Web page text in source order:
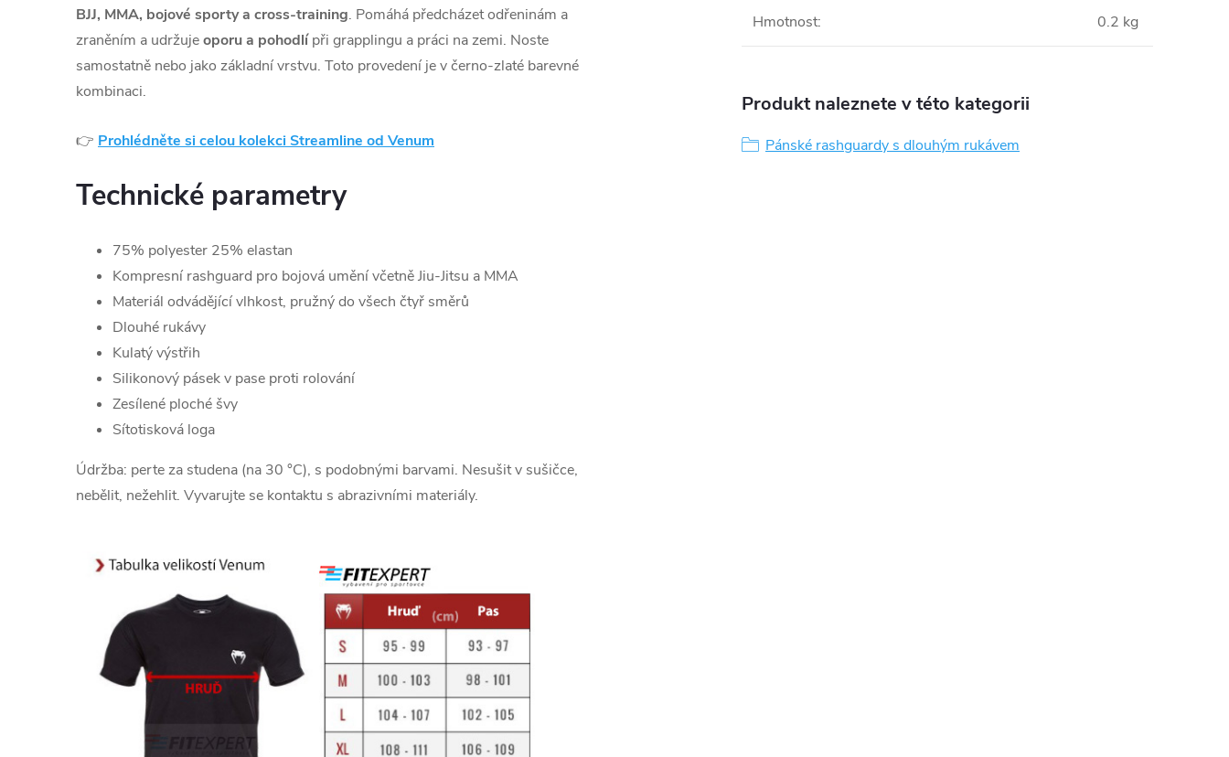
BJJ, MMA, bojové sporty a cross-training. Pomáhá předcházet odřeninám a
zraněním a udržujeoporu a pohodlípři grapplingu a práci na zemi. Noste
samostatně nebo jako základní vrstvu. Toto provedení je v černo-zlaté barevné
kombinaci.
👉 Prohlédněte si celou kolekci Streamline od Venum
Technické parametry
75% polyester 25% elastan
Kompresní rashguard pro bojová umění včetně Jiu-Jitsu a MMA
Materiál odvádějící vlhkost, pružný do všech čtyř směrů
Dlouhé rukávy
Kulatý výstřih
Silikonový pásek v pase proti rolování
Zesílené ploché švy
Sítotisková loga
Údržba: perte za studena (na 30 °C), s podobnými barvami. Nesušit v sušičce,
nebělit, nežehlit. Vyvarujte se kontaktu s abrazivními materiály.
Hmotnost: 0.2 kg
Produkt naleznete v této kategorii
Pánské rashguardy s dlouhým rukávem